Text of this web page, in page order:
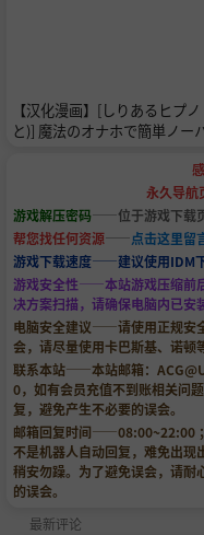
【汉化漫画】[しりあるヒプ
と)] 魔法のオナホで簡単ノー
永久导航
游戏解压密码——位于游戏下载
帮您找任何资源——点击这里留
游戏下载速度——建议使用IDM
游戏安全性——本站游戏压缩前
决方案扫描，请确保电脑内已安
电脑安全建议——请使用正规安
会，请尽量使用卡巴斯基、诺顿
联系本站——本站邮箱：
0，如有会员充值不到账相关问
复，避免产生不必要的误会。
邮箱回复时间——08:00~22:00
不是机器人自动回复，难免出现
稍安勿躁。为了避免误会，请耐
的误会。
最新评论